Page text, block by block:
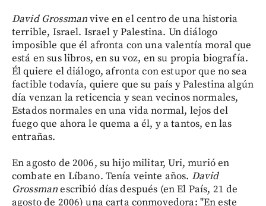
David Grossmanvive en el centro de una historia
terrible, Israel. Israel y Palestina. Un diálogo
imposible que él afronta con una valentía moral que
está en sus libros, en su voz, en su propia biografía.
Él quiere el diálogo, afronta con estupor que no sea
factible todavía, quiere que su país y Palestina algún
día venzan la reticencia y sean vecinos normales,
Estados normales en una vida normal, lejos del
fuego que ahora le quema a él, y a tantos, en las
entrañas.
En agosto de 2006, su hijo militar, Uri, murió en
combate en Líbano. Tenía veinte años. David
Grossmanescribió días después (en El País, 21 de
agosto de 2006) una carta conmovedora: "En este